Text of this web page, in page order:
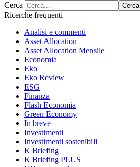
Cerca
Cerca
Ricerche frequenti
Analisi e commenti
Asset Allocation
Asset Allocation Mensile
Economia
Eko
Eko Review
ESG
Finanza
Flash Economia
Green Economy
In breve
Investimenti
Investimenti sostenibili
K Briefing
K Briefing PLUS